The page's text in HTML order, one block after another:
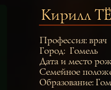
Кирилл
Профессия: врач
Город: Гомель
Дата и место
Семейное
Образование: